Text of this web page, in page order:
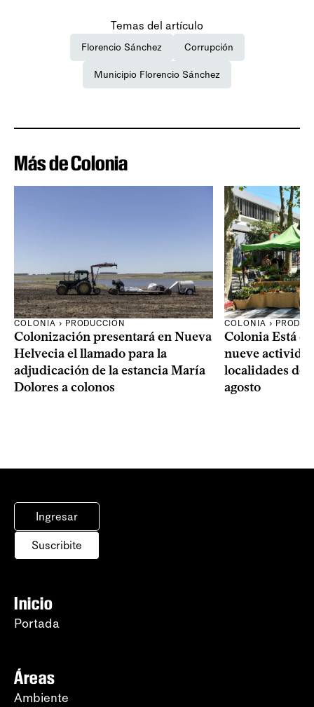
Temas del artículo
Florencio Sánchez Corrupción
Municipio Florencio Sánchez
Más de Colonia
COLONIA › PRODUCCIÓN
Colonización presentará en Nueva
Helvecia el llamado para la
adjudicación de la estancia María
Dolores a colonos
COLONIA ›
Colonia Está
nueve
localidades del
agosto
Ingresar
Suscribite
Inicio
Portada
Áreas
Ambiente